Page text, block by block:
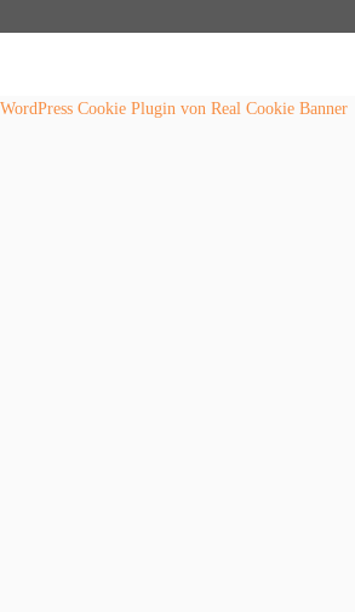
WordPress Cookie Plugin von Real Cookie Banner